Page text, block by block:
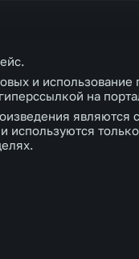
и
на
являются
используются